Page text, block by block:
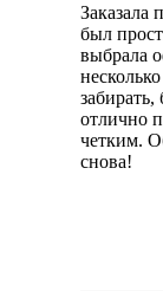
Заказала
был
выбрала
отлично
четким.
снова!